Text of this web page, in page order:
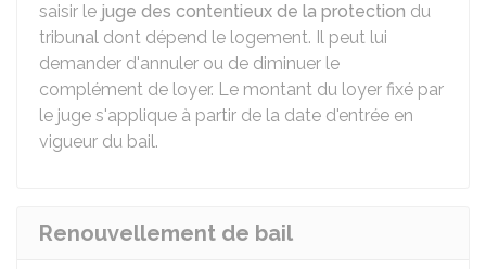
saisir le juge des contentieux de la protection du
tribunal dont dépend le logement. Il peut lui
demander d'annuler ou de diminuer le
complément de loyer. Le montant du loyer fixé par
le juge s'applique à partir de la date d'entrée en
vigueur du bail.
Renouvellement de bail